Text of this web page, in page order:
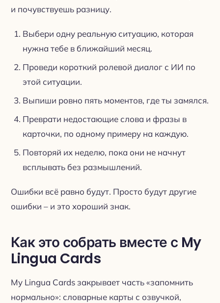
и почувствуешь разницу.
Выбери одну реальную ситуацию, которая
нужна тебе в ближайший месяц.
Проведи короткий ролевой диалог с ИИ по
этой ситуации.
Выпиши ровно пять моментов, где ты замялся.
Преврати недостающие слова и фразы в
карточки, по одному примеру на каждую.
Повторяй их неделю, пока они не начнут
всплывать без размышлений.
Ошибки всё равно будут. Просто будут другие
ошибки – и это хороший знак.
Как это собрать вместе с My
Lingua Cards
My Lingua Cards закрывает часть «запомнить
нормально»: словарные карты с озвучкой,